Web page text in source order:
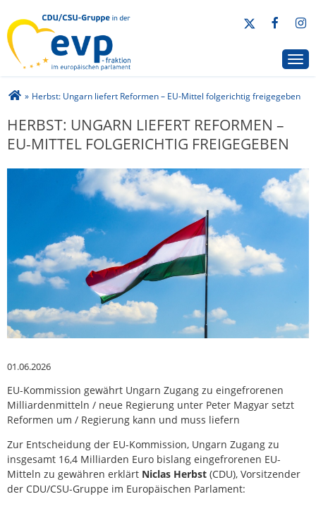
Sie sind hier
» Herbst: Ungarn liefert Reformen – EU-Mittel folgerichtig freigegeben
HERBST: UNGARN LIEFERT REFORMEN –
EU-MITTEL FOLGERICHTIG FREIGEGEBEN
01.06.2026
EU-Kommission gewährt Ungarn Zugang zu eingefrorenen
Milliardenmitteln / neue Regierung unter Peter Magyar setzt
Reformen um / Regierung kann und muss liefern
Zur Entscheidung der EU-Kommission, Ungarn Zugang zu
insgesamt 16,4 Milliarden Euro bislang eingefrorenen EU-
Mitteln zu gewähren erklärt Niclas Herbst (CDU), Vorsitzender
der CDU/CSU-Gruppe im Europäischen Parlament: